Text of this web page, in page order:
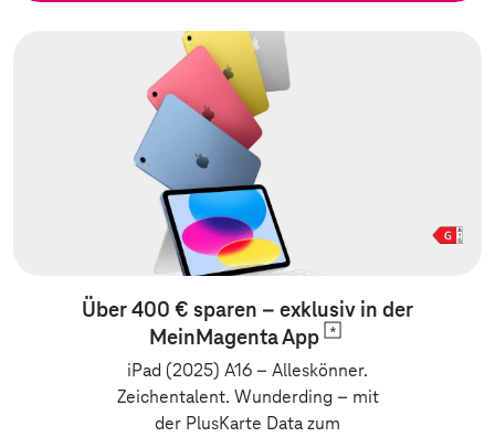
Über 400 € sparen – exklusiv in der
MeinMagentaApp
iPad (2025) A16 – Alleskönner.
Zeichentalent. Wunderding – mit
der PlusKarte Data zum